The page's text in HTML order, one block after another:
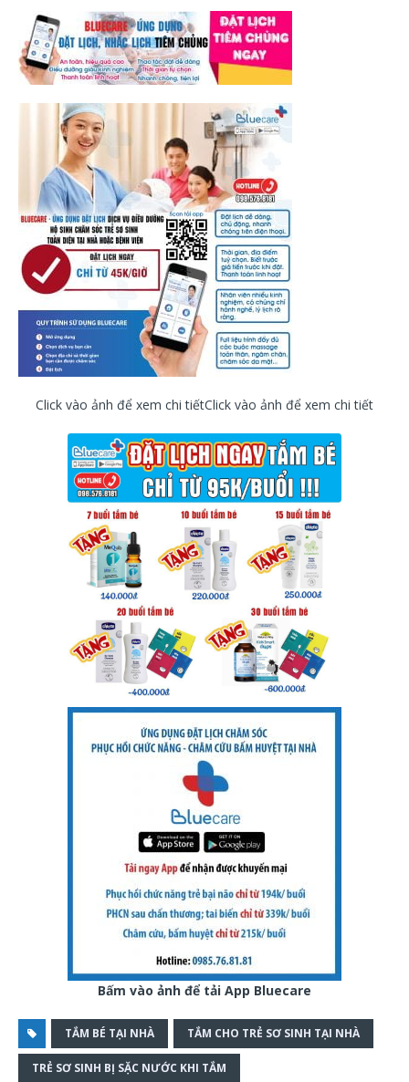
Click vào ảnh để xem chi tiếtClick vào ảnh để xem chi tiết
Bấm vào ảnh để tải App Bluecare
TẮM BÉ TẠI NHÀ TẮM CHO TRẺ SƠ SINH TẠI NHÀ
TRẺ SƠ SINH BỊ SẶC NƯỚC KHI TẮM